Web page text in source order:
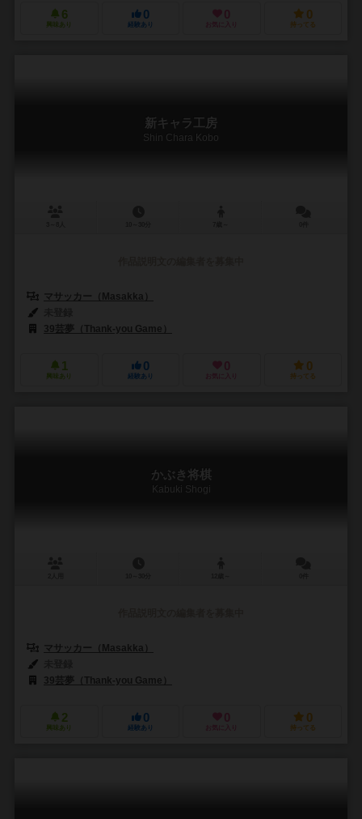
6
興味あり
0
経験あり
0
お気に入り
0
持ってる
新キャラ工房
Shin Chara Kobo
マサッカー（Masakka）
39芸夢（Thank-you Game）
1
興味あり
0
経験あり
0
お気に入り
0
持ってる
かぶき将棋
Kabuki Shogi
マサッカー（Masakka）
39芸夢（Thank-you Game）
2
興味あり
0
経験あり
0
お気に入り
0
持ってる